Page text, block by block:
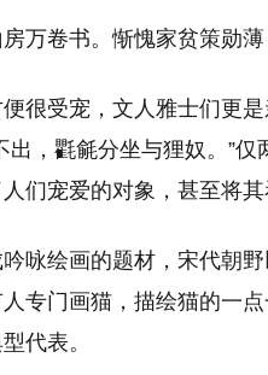
万卷书。惭愧家贫策勋
很受宠，文人雅士们更
出，氍毹分坐与狸奴。”
们宠爱的对象，甚至将其
咏绘画的题材，宋代朝
专门画猫 ，描绘猫的一
代表。